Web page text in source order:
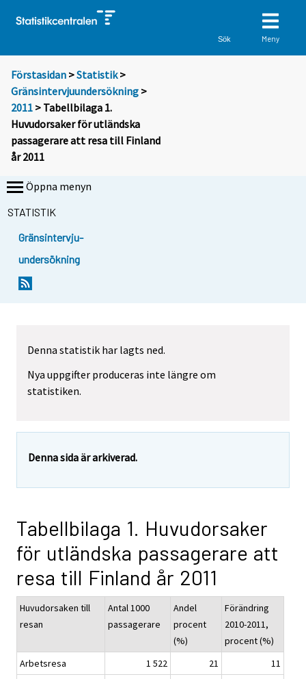
Sök Meny
Förstasidan >Statistik >
Gränsintervjuundersökning >
2011 > Tabellbilaga 1.
Huvudorsaker för utländska
passagerare att resa till Finland
år 2011
Öppna menyn
STATISTIK
Gränsintervju-
undersökning
Denna statistik har lagts ned.
Nya uppgifter produceras inte längre om
statistiken.
Denna sida är arkiverad.
Tabellbilaga 1. Huvudorsaker
för utländska passagerare att
resa till Finland år 2011
Huvudorsaken till
resan
Antal 1000
passagerare
Andel
procent
(%)
Förändring
2010-2011,
procent (%)
Arbetsresa
1 522 21
11